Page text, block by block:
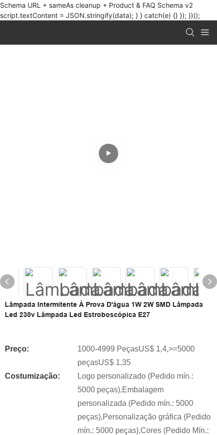
Schema URL + sameAs cleanup + Product & FAQ Schema v2
script.textContent = JSON.stringify(data); } } catch(e) {} }); })();
Lâmpada Intermitente À Prova D'água 1W 2W SMD Lâmpada
Led 230v Lâmpada Led Estroboscópica E27
Preço:
1000-4999 PeçasUS$ 1,4,>=5000
peçasUS$ 1,35
Costumização:
Logo personalizado (Pedido mín.:
5000 peças),Embalagem
personalizada (Pedido mín.: 5000
peças),Personalização gráfica (Pedido
mín.: 5000 peças),Cores (Pedido Mín.: